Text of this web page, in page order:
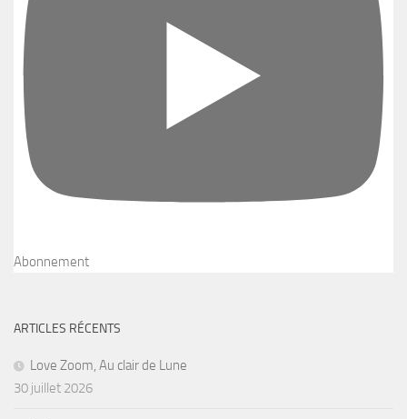
Abonnement
ARTICLES RÉCENTS
Love Zoom, Au clair de Lune
30 juillet 2026